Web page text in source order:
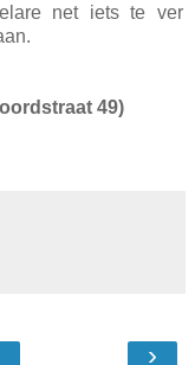
net iets te ver
49)
›